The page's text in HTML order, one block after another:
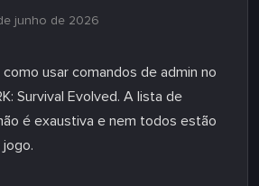
junho de 2026
usar comandos de admin no
Survival Evolved. A lista de
é exaustiva e nem todos estão